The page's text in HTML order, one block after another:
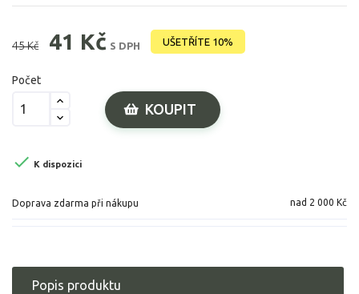
45 Kč 41 Kč S DPH UŠETŘÍTE 10%
Počet
KOUPIT
 K dispozici
Doprava zdarma při nákupu nad 2 000 Kč
Popis produktu